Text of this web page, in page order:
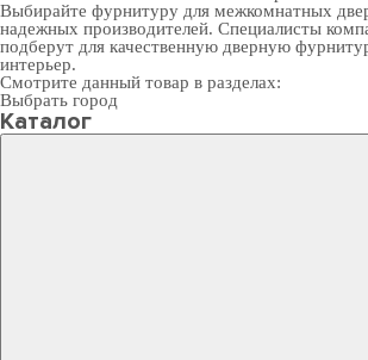
Выбирайте фурнитуру для межкомнатных
надежных производителей. Специалисты
подберут для качественную дверную
интерьер.
Смотрите данный товар в разделах:
Выбрать город
Каталог